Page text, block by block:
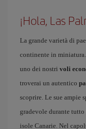
¡Hola, Las
La grande varietà di
continente in
uno dei nostri voli
troverai un autentico
scoprire. Le sue ampie
gradevole durante
isole Canarie. Nel